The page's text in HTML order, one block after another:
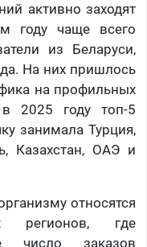
активно заходят
году чаще всего
из Беларуси,
На них пришлось
на профильных
в 2025 году топ-5
занимала Турция,
Казахстан, ОАЭ и
относятся
регионов, где
число заказов